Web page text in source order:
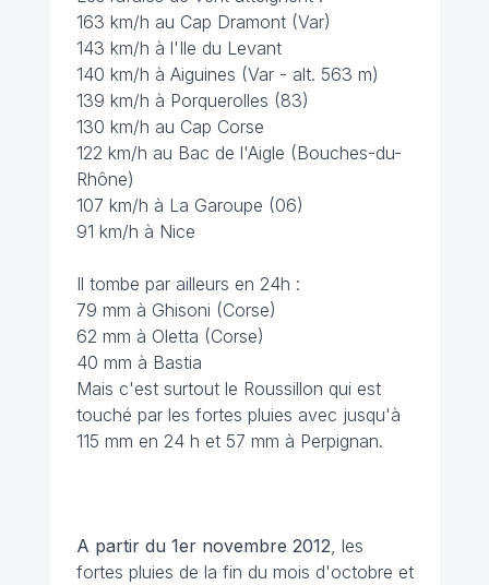
163 km/h au Cap Dramont (Var)
143 km/h à l'Ile du Levant
140 km/h à Aiguines (Var - alt. 563 m)
139 km/h à Porquerolles (83)
130 km/h au Cap Corse
122 km/h au Bac de l'Aigle (Bouches-du-
Rhône)
107 km/h à La Garoupe (06)
91 km/h à Nice
Il tombe par ailleurs en 24h :
79 mm à Ghisoni (Corse)
62 mm à Oletta (Corse)
40 mm à Bastia
Mais c'est surtout le Roussillon qui est
touché par les fortes pluies avec jusqu'à
115 mm en 24 h et 57 mm à Perpignan.
A partir du 1er novembre 2012 , les
fortes pluies de la fin du mois d'octobre et